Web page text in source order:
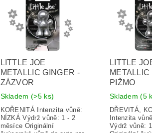
LITTLE JOE
METALLIC GINGER -
ZÁZVOR
Skladem(>5 ks)
KOŘENITÁ Intenzita vůně:
NÍZKÁ Výdrž vůně: 1 - 2
měsíce Originální
LITTLE
METALLIC
PIŽMO
Skladem(5
DŘEVITÁ,
Intenzita
Výdrž vůně: